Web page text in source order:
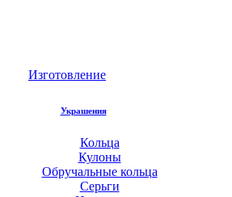
Изготовление
Украшения
Кольца
Кулоны
Обручальные кольца
Серьги